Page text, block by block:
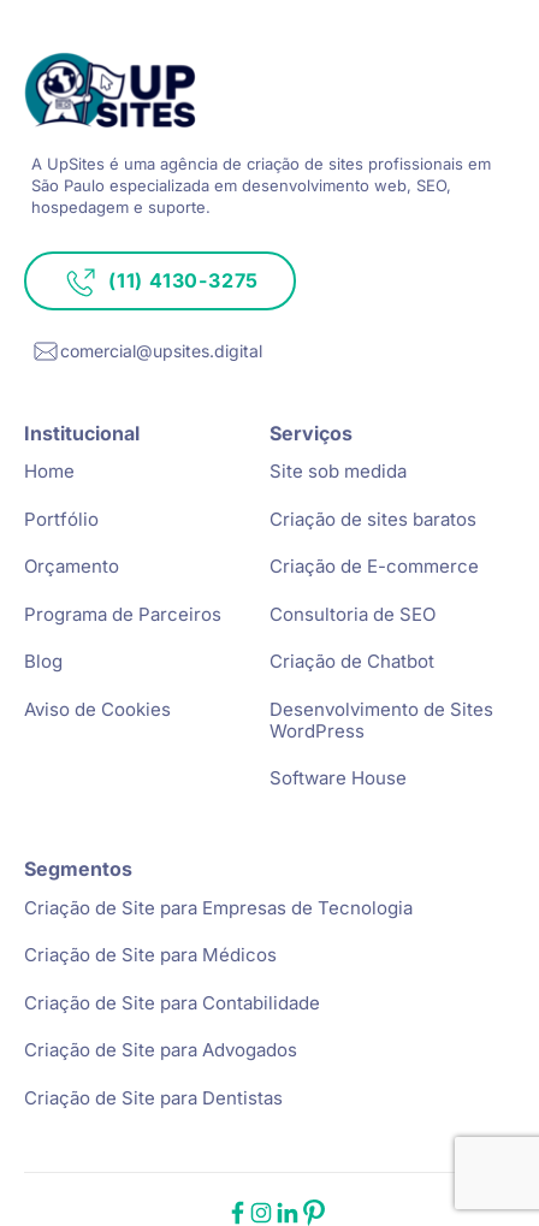
A UpSites é uma agência de criação de sites profissionais em
São Paulo especializadaem desenvolvimento web, SEO,
hospedagem e suporte.
(11) 4130-3275
comercial@upsites.digital
Institucional
Home
Portfólio
Orçamento
Programa de Parceiros
Blog
Aviso de Cookies
Serviços
Site sob medida
Criação de sites baratos
Criação de E-commerce
Consultoria de SEO
Criação de Chatbot
Desenvolvimento de Sites
WordPress
Software House
Segmentos
Criação de Site para Empresas de Tecnologia
Criação de Site para Médicos
Criação de Site para Contabilidade
Criação de Site para Advogados
Criação de Site para Dentistas